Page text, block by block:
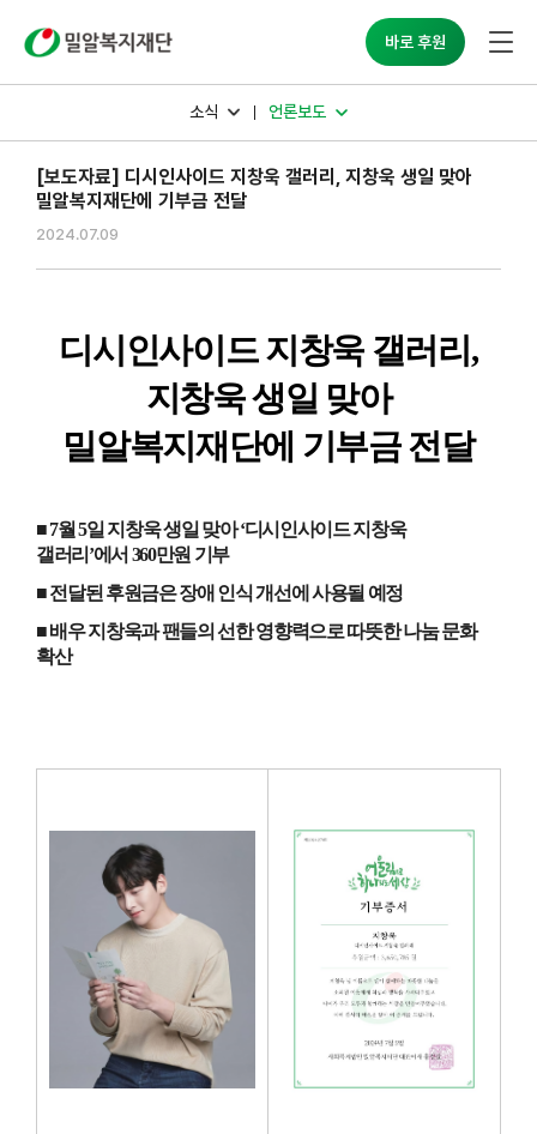
바로 후원
소식 언론보도
[보도자료] 디시인사이드 지창욱 갤러리, 지창욱 생일 맞아
밀알복지재단에 기부금 전달
2024.07.09
디시인사이드 지창욱 갤러리 ,
지창욱 생일 맞아
밀알복지재단에 기부금 전달
■7월 5일 지창욱 생일 맞아‘디시인사이드 지창욱
갤러리 ’에서 360만원 기부
■ 전달된 후원금은 장애 인식 개선에 사용될 예정
■ 배우 지창욱과 팬들의 선한 영향력으로 따뜻한 나눔 문화
확산